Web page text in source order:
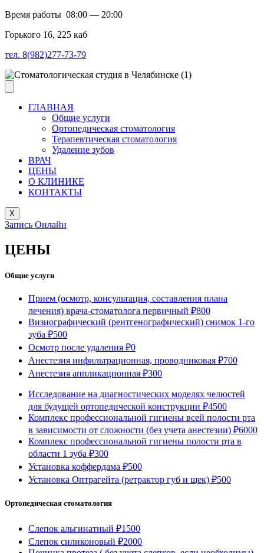
Время работы 08:00 — 20:00
​Горького 16, 225 каб
тел. 8(982)277-73-79
ГЛАВНАЯ
Общие услуги
Ортопедическая стоматология
Терапевтическая стоматология
Удаление зубов
ВРАЧ
ЦЕНЫ
О КЛИНИКЕ
КОНТАКТЫ
X
Запись Онлайн
ЦЕНЫ
Общие услуги
Прием (осмотр, консультация, составления плана
лечения) врача-стоматолога первичный ₽800
Визиографический (рентгенографический) снимок 1-го
зуба ₽500
Осмотр после удаления ₽0
Анестезия инфильтрационная, проводниковая ₽700
Анестезия аппликационная ₽300
Исследование на диагностических моделях челюстей
для будущей ортопедической конструкции ₽4500
Комплекс профессиональной гигиены всей полости рта
в зависимости от сложности (без учета анестезии) ₽6000
Комплекс профессиональной гигиены полости рта в
области 1 зуба ₽300
Установка коффердама ₽500
Установка Оптрагейта (ретрактор губ и щек) ₽500
Ортопедическая стоматология
Слепок альгинатный ₽1500
Слепок силиконовый ₽2000